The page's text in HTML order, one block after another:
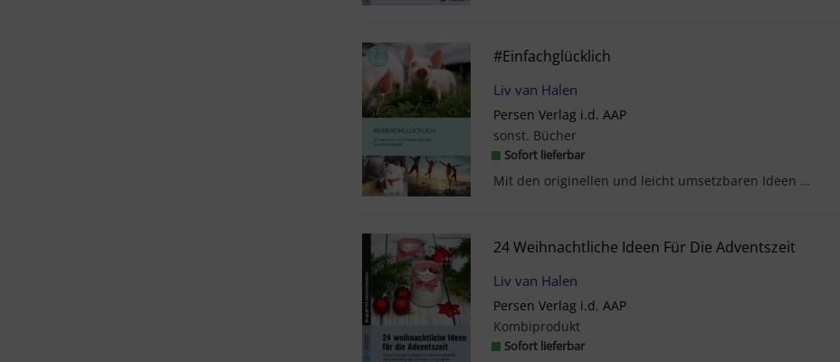
#einfachglücklich
Liv van Halen
Persen Verlag i.d. AAP
sonst. Bücher
Sofort lieferbar
Mit den originellen und leicht umsetzbaren Ideen in diesem Schülerheft wird jeder Griesgram zur G...
24 Weihnachtliche Ideen Für Die Adventszeit
Liv van Halen
Persen Verlag i.d. AAP
Kombiprodukt
Sofort lieferbar